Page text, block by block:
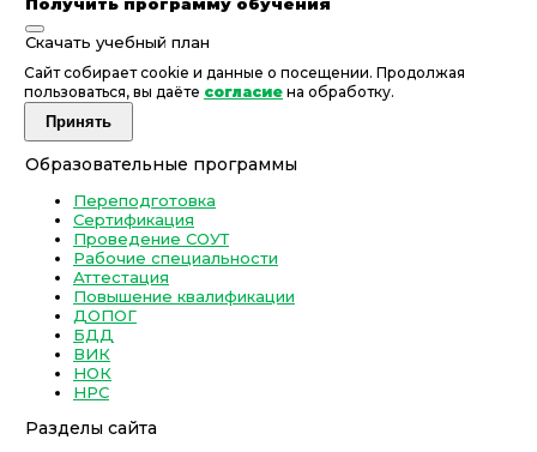
Скачать учебный план
Сайт собирает cookie и данные о посещении. Продолжая
пользоваться, вы даёте согласие на обработку.
Принять
Образовательные программы
Переподготовка
Сертификация
Проведение СОУТ
Рабочие специальности
Аттестация
Повышение квалификации
ДОПОГ
БДД
ВИК
НОК
НРС
Разделы сайта